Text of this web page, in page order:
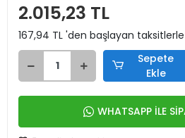
2.015,23 TL
167,94 TL 'den başlayan taksitlerle
Sepete
Ekle
WHATSAPP İLE